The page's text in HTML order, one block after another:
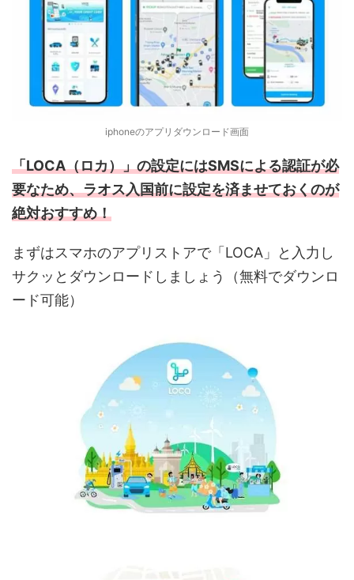
iphoneのアプリダウンロード画面
「LOCA（ロカ）」の設定にはSMSによる認証が必
要なため、ラオス入国前に設定を済ませておくのが
絶対おすすめ！
まずはスマホのアプリストアで「LOCA」と入力し
サクッとダウンロードしましょう（無料でダウンロ
ード可能）